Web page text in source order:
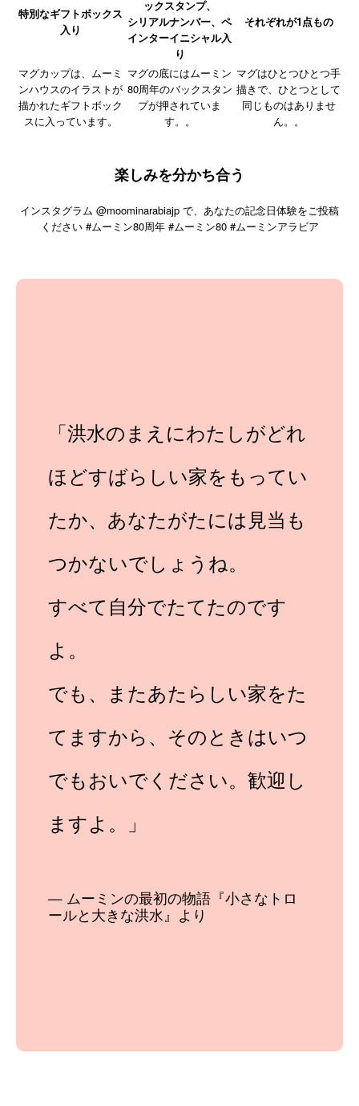
特別なギフトボックス
入り
ックスタンプ、
シリアルナンバー、ペ
インターイニシャル入
り
それぞれが1点もの
マグカップは、ムーミ
ンハウスのイラストが
描かれたギフトボック
スに入っています。
マグの底にはムーミン
80周年のバックスタン
プが押されていま
す。。
マグはひとつひとつ手
描きで、ひとつとして
同じものはありませ
ん。。
楽しみを分かち合う
インスタグラム @moominarabiajp で、あなたの記念日体験をご投稿
ください #ムーミン80周年 #ムーミン80 #ムーミンアラビア
「洪水のまえにわたしがどれ
ほどすばらしい家をもってい
たか、あなたがたには見当も
つかないでしょうね。
すべて自分でたてたのです
よ。
でも、またあたらしい家をた
てますから、そのときはいつ
でもおいでください。歓迎し
ますよ。」
ムーミンの最初の物語『小さなトロ
ールと大きな洪水』より